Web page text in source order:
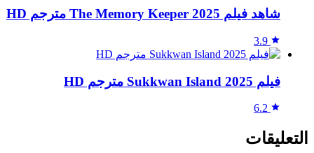
شاهد فيلم The Memory Keeper 2025 مترجم HD
3.9
فيلم Sukkwan Island 2025 مترجم HD
6.2
التعليقات